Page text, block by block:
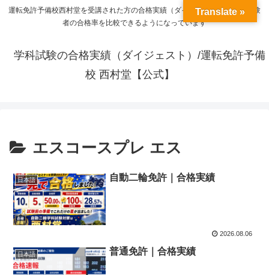
運転免許予備校西村堂を受講された方の合格実績（ダイジェスト）と一般受験
者の合格率を比較できるようになっています
学科試験の合格実績（ダイジェスト）/運転免許予備
校 西村堂【公式】
エスコースプレ エス
日本語 自動二輪免許｜合格実績
2026.08.06
日本語 普通免許｜合格実績
Translate »